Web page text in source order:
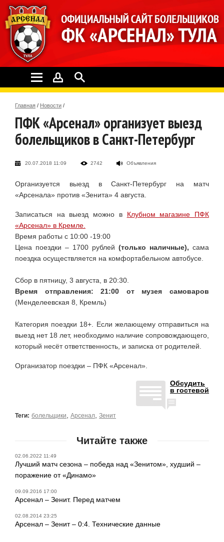
Главная / Новости /
ПФК «Арсенал» организует выезд
болельщиков в Санкт-Петербург
20.07.2018 11:09 2742 Объявления
Организуется выезд в Санкт-Петербург на матч
«Арсенала» против «Зенита» 4 августа.
Записаться на выезд можно в Клубном магазине ПФК
«Арсенал» в Кремле.
Время работы с 10:00 -19:00
Цена поездки – 1700 рублей (только наличные), сама
поездка осуществляется на комфортабельном автобусе.
Сбор в пятницу, 3 августа, в 20:30.
Время отправления: 21:00 от музея самоваров
(Менделеевская 8, Кремль)
Категория поездки 18+. Если желающему отправиться на
выезд нет 18 лет, необходимо наличие сопровождающего,
который несёт ответственность, и записка от родителей.
Организатор поездки – ПФК «Арсенал».
Обсудить
в гостевой
Теги: болельщики Арсенал Зенит
Читайте также
02.06.2022 11:49
Лучший матч сезона – победа над «Зенитом», худший –
поражение от «Динамо»
09.09.2016 17:00
Арсенал – Зенит. Перед матчем
02.08.2014 23:25
Арсенал – Зенит – 0:4. Технические данные